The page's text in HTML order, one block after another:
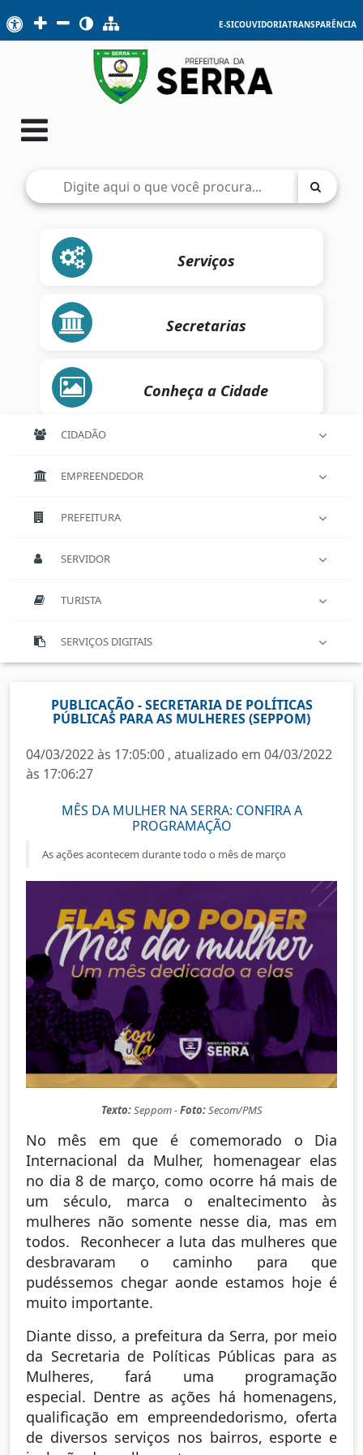
E-SICOUVIDORIATRANSPARÊNCIA
Serviços
Secretarias
Conheça a Cidade
CIDADÃO
EMPREENDEDOR
PREFEITURA
SERVIDOR
TURISTA
SERVIÇOS DIGITAIS
PUBLICAÇÃO - SECRETARIA DE POLÍTICAS
PÚBLICAS PARA AS MULHERES (SEPPOM)
04/03/2022 às 17:05:00 , atualizado em 04/03/2022
às 17:06:27
MÊS DA MULHER NA SERRA: CONFIRA A
PROGRAMAÇÃO
As ações acontecem durante todo o mês de março
Texto:Seppom -Foto:Secom/PMS
No mês em que é comemorado o Dia
Internacional da Mulher, homenagear elas
no dia 8 de março, como ocorre há mais de
um século, marca o enaltecimento às
mulheres não somente nesse dia, mas em
todos. Reconhecer a luta das mulheres que
desbravaram o caminho para que
pudéssemos chegar aonde estamos hoje é
muito importante.
Diante disso, a prefeitura da Serra, por meio
da Secretaria de Políticas Públicas para as
Mulheres, fará uma programação
especial. Dentre as ações há homenagens,
qualificação em empreendedorismo, oferta
de diversos serviços nos bairros, esporte e